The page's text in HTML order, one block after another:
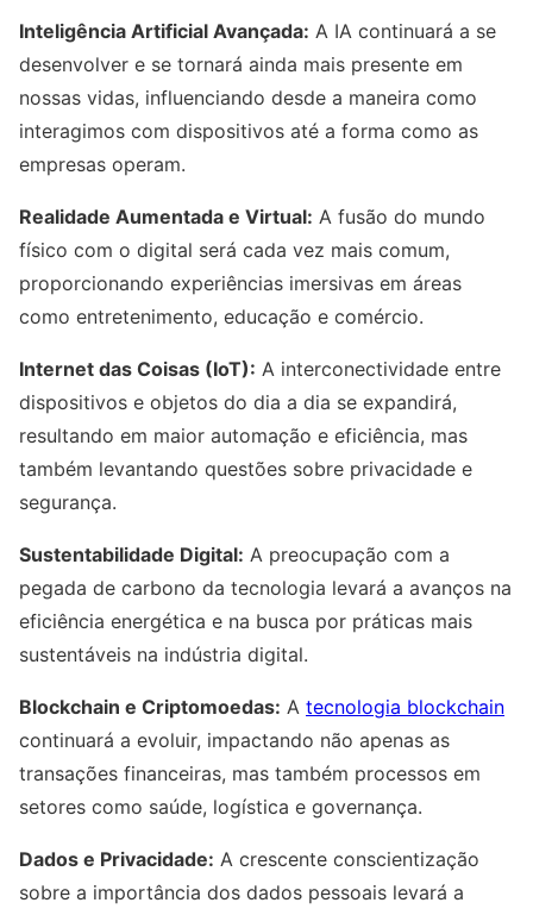
Inteligência Artificial Avançada: A IA continuará a se
desenvolver e se tornará ainda mais presente em
nossas vidas, influenciando desde a maneira como
interagimos com dispositivos até a forma como as
empresas operam.
Realidade Aumentada e Virtual: A fusão do mundo
físico com o digital será cada vez mais comum,
proporcionando experiências imersivas em áreas
como entretenimento, educação e comércio.
Internet das Coisas (IoT): A interconectividade entre
dispositivos e objetos do dia a dia se expandirá,
resultando em maior automação e eficiência, mas
também levantando questões sobre privacidade e
segurança.
Sustentabilidade Digital: A preocupação com a
pegada de carbono da tecnologia levará a avanços na
eficiência energética e na busca por práticas mais
sustentáveis na indústria digital.
Blockchain e Criptomoedas: A tecnologia blockchain
continuará a evoluir, impactando não apenas as
transações financeiras, mas também processos em
setores como saúde, logística e governança.
Dados e Privacidade: A crescente conscientização
sobre a importância dos dados pessoais levará a